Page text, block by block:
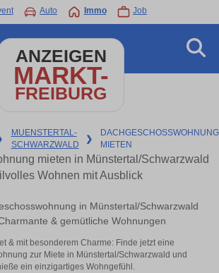
Auto Immo Job
ANZEIGEN
MARKT-
FREIBURG
MUENSTERTAL-
SCHWARZWALD
❯
MIETEN
mieten in Münstertal/Schwarzwald
Wohnen mit Ausblick
in Münstertal/Schwarzwald
& gemütliche Wohnungen
& mit besonderem Charme: Finde jetzt eine
zur Miete in Münstertal/Schwarzwald und
ein einzigartiges Wohngefühl.